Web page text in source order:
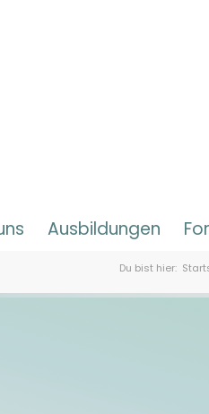
Ausbildungen
Du bist hier: